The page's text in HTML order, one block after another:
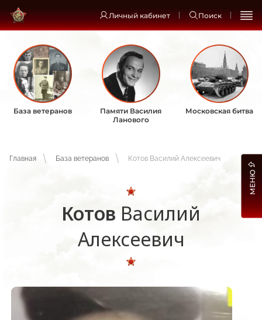
Личный кабинет Поиск
База ветеранов
Памяти Василия
Ланового
Московская битва
Главная База ветеранов Котов Василий Алексеевич
Котов Василий
Алексеевич
МЕНЮ